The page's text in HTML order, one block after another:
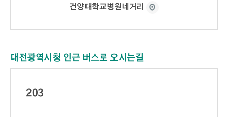
건양대학교병원네거리
대전광역시청 인근 버스로 오시는길
203